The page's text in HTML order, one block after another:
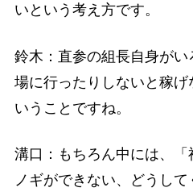
いという考え方です。
鈴木：直参の組長自身が
場に行ったりしないと稼げ
いうことですね。
溝口：もちろん中には、
ノギができない、どうし